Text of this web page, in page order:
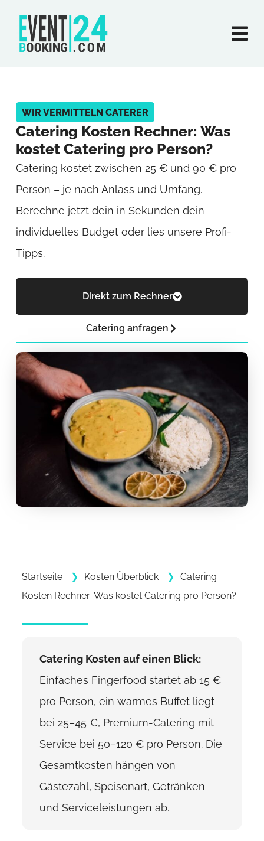
WIR VERMITTELN CATERER
Catering Kosten Rechner: Was
kostet Catering pro Person?
Catering kostet zwischen 25 € und 90 € pro
Person – je nach Anlass und Umfang.
Berechne jetzt dein in Sekunden dein
individuelles Budget oder lies unsere Profi-
Tipps.
Direkt zum Rechner
Catering anfragen
Startseite Kosten Überblick
Catering
Kosten Rechner: Was kostet Catering pro Person?
Catering Kosten auf einen Blick:
Einfaches Fingerfood startet ab 15 €
pro Person, ein warmes Buffet liegt
bei 25–45 €, Premium-Catering mit
Service bei 50–120 € pro Person. Die
Gesamtkosten hängen von
Gästezahl, Speisenart, Getränken
und Serviceleistungen ab.